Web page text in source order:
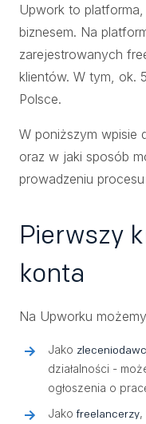
Upwork to
biznesem. Na
zarejestrowanych
klientów. W tym, ok.
Polsce.
W poniższym wpisie
oraz w jaki sposób
prowadzeniu
Pierwszy
konta
Na Upworku
Jako
działalności -
ogłoszenia o
Jako freelancerzy,